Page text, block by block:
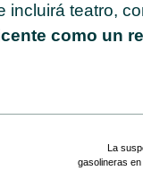
incluirá teatro,
como un
La
gasolineras